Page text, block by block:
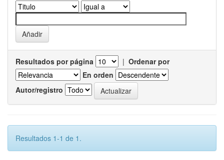
Resultados por página | Ordenar por
En orden
Autor/registro
Resultados 1-1 de 1.